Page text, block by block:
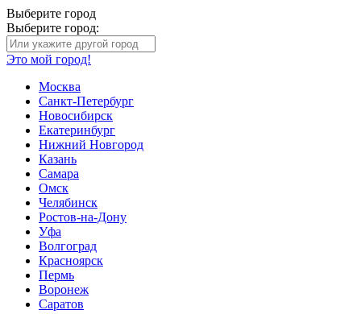
Выберите город
Выберите город:
Это мой город!
Москва
Санкт-Петербург
Новосибирск
Екатеринбург
Нижний Новгород
Казань
Самара
Омск
Челябинск
Ростов-на-Дону
Уфа
Волгоград
Красноярск
Пермь
Воронеж
Саратов